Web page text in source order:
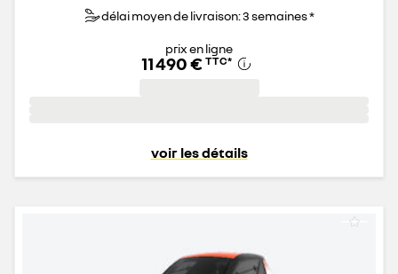
délai moyen de livraison: 3 semaines *
prix en ligne
11 490 € TTC*
voir les détails